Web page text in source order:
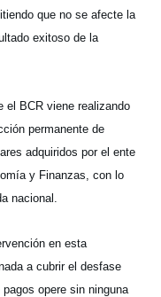
que no se afecte la
exitoso de la
BCR viene realizando
permanente de
adquiridos por el ente
y Finanzas, con lo
nacional.
en esta
a cubrir el desfase
opere sin ninguna